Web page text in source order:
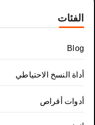
الفئات
Blog
أداة النسخ الاحتياطي
أدوات أقراص